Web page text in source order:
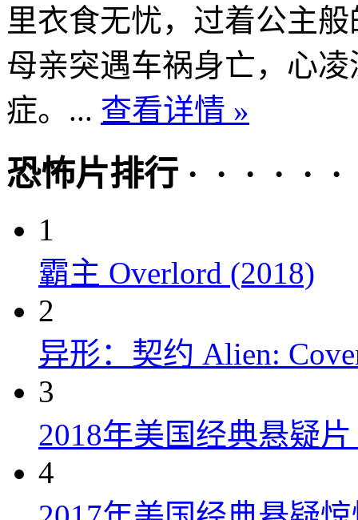
里衣食无忧，过着公主
母亲突遇车祸身亡，心
症。... 查看详情 »
恐怖片排行 · · · · · ·
1
霸主 Overlord (2018)
2
异形：契约 Alien:
3
2018年美国经典悬疑
4